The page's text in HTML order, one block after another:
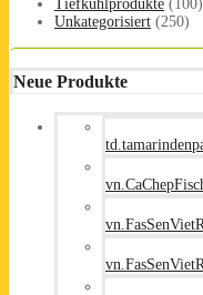
Tiefkühlprodukte (100)
Unkategorisiert (250)
Neue Produkte